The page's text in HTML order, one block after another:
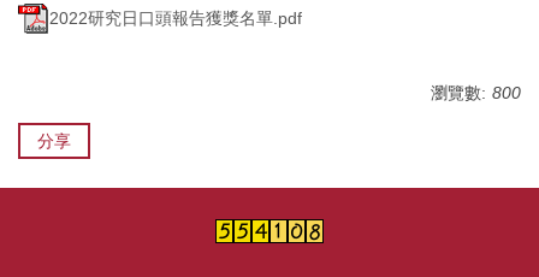
2022研究日口頭報告獲獎名單.pdf
瀏覽數: 800
分享